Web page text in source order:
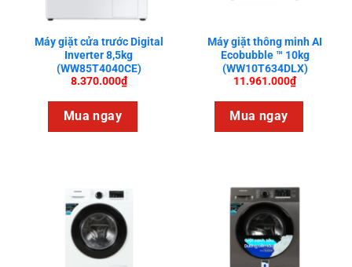
Máy giặt cửa trước Digital
Inverter 8,5kg
(WW85T4040CE)
8.370.000₫
Mua ngay
Máy giặt thông minh AI
Ecobubble ™ 10kg
(WW10T634DLX)
11.961.000₫
Mua ngay